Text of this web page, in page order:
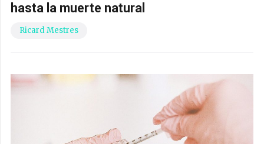
hasta la muerte natural
Ricard Mestres